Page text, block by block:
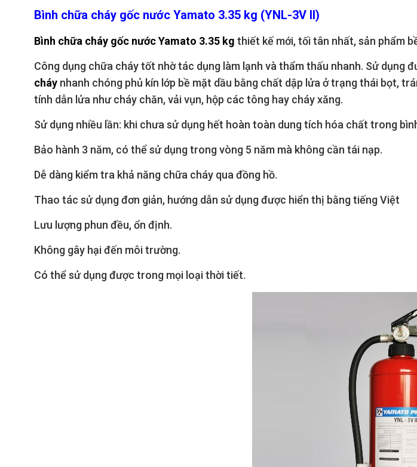
Bình chữa cháy gốc nước Yamato 3.35 kg (YNL-3V II)
Bình chữa cháy gốc nước Yamato 3.35 kg thiết kế mới, tối tân nhất, sản phẩm
Công dụng chữa cháy tốt nhờ tác dụng làm lạnh và thẩm thấu nhanh. Sử dụng
cháy nhanh chóng phủ kín lớp bề mặt dầu bằng chất dập lửa ở trạng thái bọt,
tính dẫn lửa như cháy chăn, vải vụn, hộp các tông hay cháy xăng.
Sử dụng nhiều lần: khi chưa sử dụng hết hoàn toàn dung tích hóa chất trong
Bảo hành 3 năm, có thể sử dụng trong vòng 5 năm mà không cần tái nạp.
Dễ dàng kiểm tra khả năng chữa cháy qua đồng hồ.
Thao tác sử dụng đơn giản, hướng dẫn sử dụng được hiển thị bằng tiếng Việt
Lưu lượng phun đều, ổn định.
Không gây hại đến môi trường.
Có thể sử dụng được trong mọi loại thời tiết.